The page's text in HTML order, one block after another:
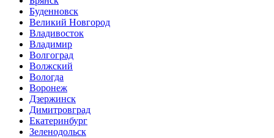
Буденновск
Великий Новгород
Владивосток
Владимир
Волгоград
Волжский
Вологда
Воронеж
Дзержинск
Димитровград
Екатеринбург
Зеленодольск